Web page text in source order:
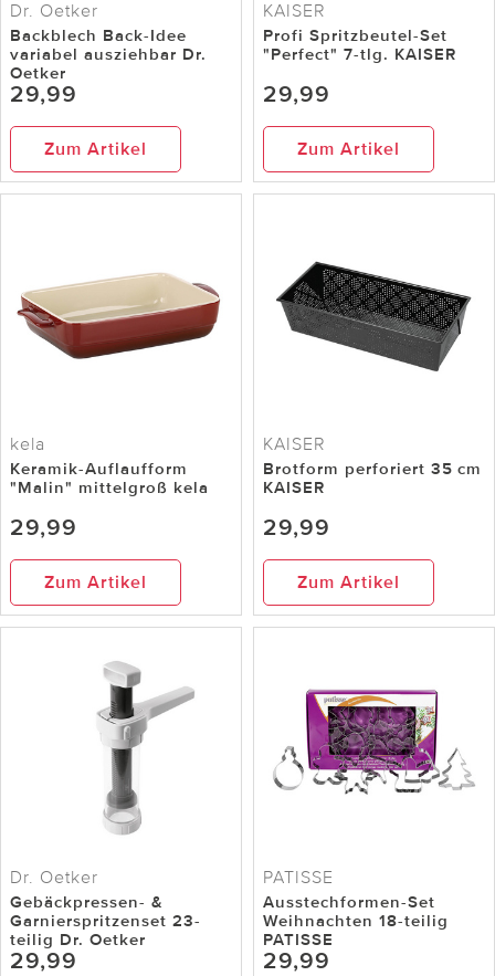
Dr. Oetker
Backblech Back-Idee
variabel ausziehbar Dr.
Oetker
29,99
Zum Artikel
KAISER
Profi Spritzbeutel-Set
"Perfect" 7-tlg. KAISER
29,99
Zum Artikel
kela
Keramik-Auflaufform
"Malin" mittelgroß kela
29,99
Zum Artikel
KAISER
Brotform perforiert 35 cm
KAISER
29,99
Zum Artikel
Dr. Oetker
Gebäckpressen- &
Garnierspritzenset 23-
teilig Dr. Oetker
29,99
PATISSE
Ausstechformen-Set
Weihnachten 18-teilig
PATISSE
29,99